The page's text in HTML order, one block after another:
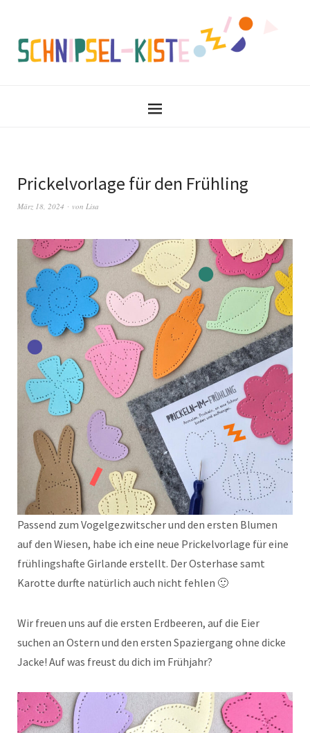
Prickelvorlage für den Frühling
März 18, 2024 von Lisa
Passend zum Vogelgezwitscher und den ersten Blumen
auf den Wiesen, habe ich eine neue Prickelvorlage für eine
frühlingshafte Girlande erstellt. Der Osterhase samt
Karotte durfte natürlich auch nicht fehlen 🙂
Wir freuen uns auf die ersten Erdbeeren, auf die Eier
suchen an Ostern und den ersten Spaziergang ohne dicke
Jacke! Auf was freust du dich im Frühjahr?